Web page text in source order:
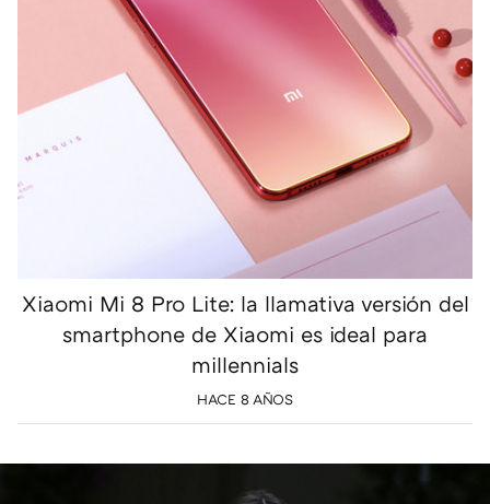
Xiaomi Mi 8 Pro Lite: la llamativa versión del
smartphone de Xiaomi es ideal para
millennials
HACE 8 AÑOS